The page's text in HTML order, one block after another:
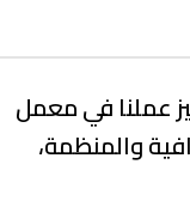
عملنا في معمل
والمنظمة،